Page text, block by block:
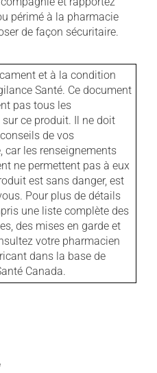
périmé à la pharmacie
de façon sécuritaire.
et à la condition
Santé. Ce document
pas tous les
ce produit. Il ne doit
de vos
car les renseignements
ne permettent pas à eux
est sans danger, est
Pour plus de détails
une liste complète des
des mises en garde et
votre pharmacien
dans la base de
Canada.